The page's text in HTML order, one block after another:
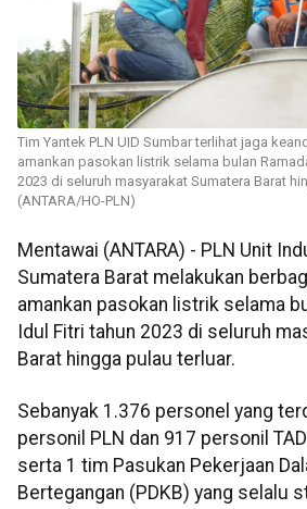
Tim Yantek PLN UID Sumbar terlihat jaga
amankan pasokan listrik selama bulan
2023 di seluruh masyarakat Sumatera Barat
(ANTARA/HO-PLN)
Mentawai (ANTARA) - PLN Unit
Sumatera Barat melakukan
amankan pasokan listrik selama
Idul Fitri tahun 2023 di seluruh
Barat hingga pulau terluar.
Sebanyak 1.376 personel yang
personil PLN dan 917 personil
serta 1 tim Pasukan Pekerjaan
Bertegangan (PDKB) yang selalu